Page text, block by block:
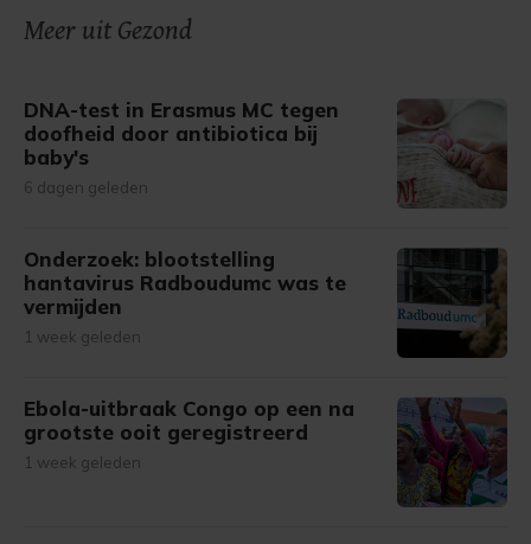
gemaakte keuze altijd wijzigen of intrekken.
Meer uit Gezond
DNA-test in Erasmus MC tegen
doofheid door antibiotica bij
baby's
6 dagen geleden
Onderzoek: blootstelling
hantavirus Radboudumc was te
vermijden
1 week geleden
Ebola-uitbraak Congo op een na
grootste ooit geregistreerd
1 week geleden